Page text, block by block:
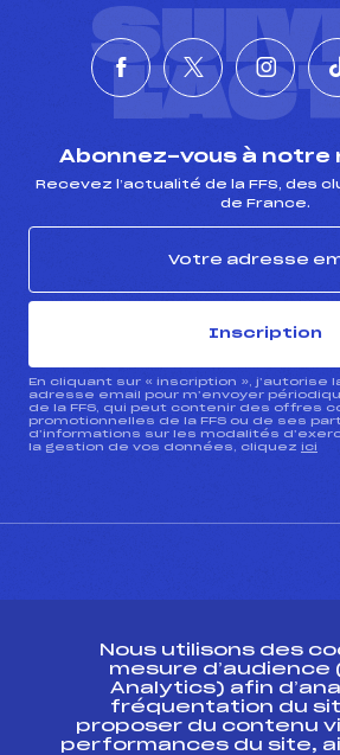
Abonnez-vous à
Recevez l’actualité de la FFS, des
de France.
Inscription
En cliquant sur « inscription », j’autorise
adresse email pour m’envoyer
de la FFS, qui peut contenir des offres
promotionnelles de la FFS ou de ses
d’informations sur les modalités
la gestion de vos données, cliquez ici
Ressources
Pass’Neige
Nous utilisons des
mesure d’audience
Analytics) afin
fréquentation du
proposer du contenu
performances du site,